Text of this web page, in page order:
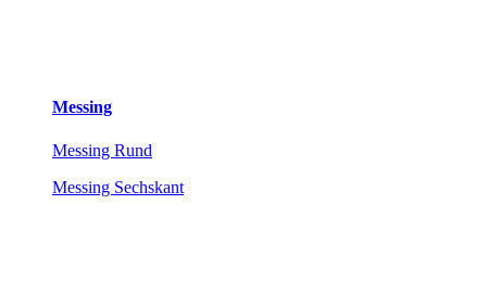
Messing
Messing Rund
Messing Sechskant